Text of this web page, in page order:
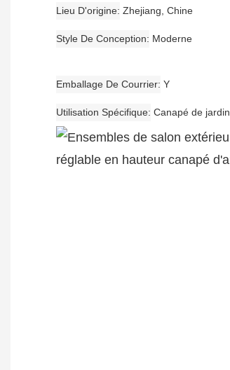
Lieu D'origine Zhejiang, Chine
Style De Conception Moderne
Emballage De Courrier Y
Utilisation Spécifique Canapé de jardin